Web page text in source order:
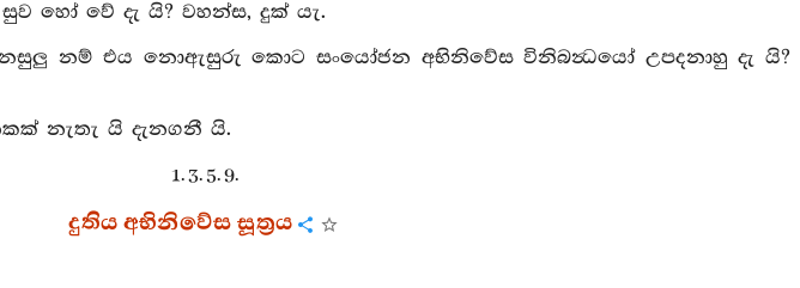
හෝ වේ දැ යි? වහන්ස, දුක් යැ.
නම් එය නොඇසුරු කොට සංයෝජන අභිනිවේස විනිබන්‍ධයෝ උපදනාහු දැ යි?
නැතැ යි දැනගනී යි.
1. 3. 5. 9.
දුතිය අභිනිවේස සූත්‍රය